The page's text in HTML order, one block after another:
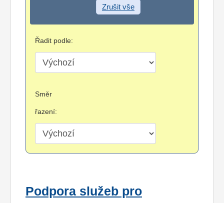
Zrušit vše
Řadit podle:
Směr
řazení:
Podpora služeb pro